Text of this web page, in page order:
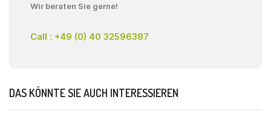
Wir beraten Sie gerne!
Call : +49 (0) 40 32596387
DAS KÖNNTE SIE AUCH INTERESSIEREN